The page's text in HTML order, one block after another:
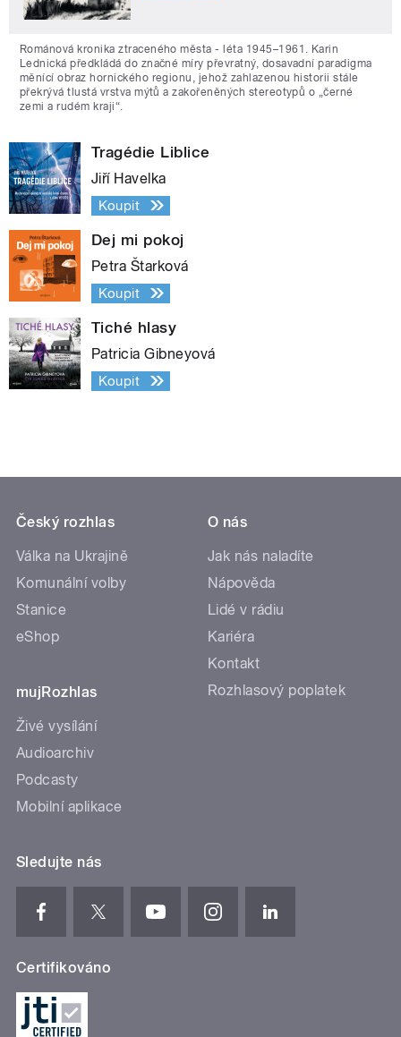
Románová kronika ztraceného města - léta 1945–1961. Karin
Lednická předkládá do značné míry převratný, dosavadní paradigma
měnící obraz hornického regionu, jehož zahlazenou historii stále
překrývá tlustá vrstva mýtů a zakořeněných stereotypů o „černé
zemi a rudém kraji“.
Tragédie Liblice
Jiří Havelka
Koupit
Dej mi pokoj
Petra Štarková
Koupit
Tiché hlasy
Patricia Gibneyová
Koupit
Český rozhlas
Válka na Ukrajině
Komunální volby
Stanice
eShop
mujRozhlas
Živé vysílání
Audioarchiv
Podcasty
Mobilní aplikace
O nás
Jak nás naladíte
Nápověda
Lidé v rádiu
Kariéra
Kontakt
Rozhlasový poplatek
Sledujte nás
Certifikováno